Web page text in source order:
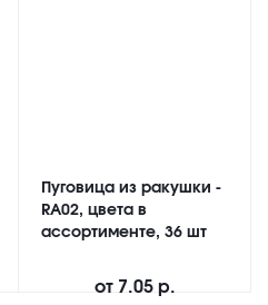
Пуговица из ракушки -
RA02, цвета в
ассортименте, 36 шт
от 7.05 р.